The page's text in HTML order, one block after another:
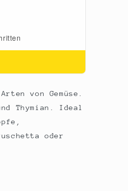
von Gemüse.
Thymian. Ideal
oder